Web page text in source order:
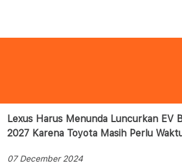
Lexus Harus Menunda Luncurkan EV
2027 Karena Toyota Masih Perlu
07 December 2024